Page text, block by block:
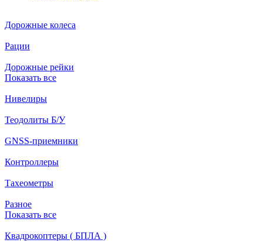
Дорожные колеса
Рации
Дорожные рейки
Показать все
Нивелиры
Теодолиты Б/У
GNSS-приемники
Контроллеры
Тахеометры
Разное
Показать все
Квадрокоптеры ( БПЛА )